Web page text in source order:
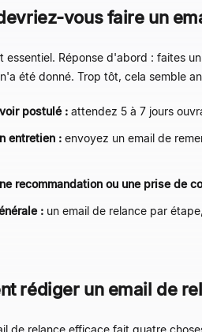
vous faire un
essentiel. Réponse d'abord : faites
été donné. Trop tôt, cela semble
postulé : attendez 5 à 7 jours
entretien : envoyez un email de
recommandation ou une prise de
: un email de relance par
rédiger un email de
de relance efficace fait quatre